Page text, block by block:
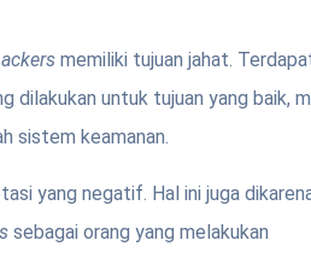
memiliki tujuan jahat.
dilakukan untuk tujuan yang baik,
sistem keamanan.
yang negatif. Hal ini juga
sebagai orang yang melakukan